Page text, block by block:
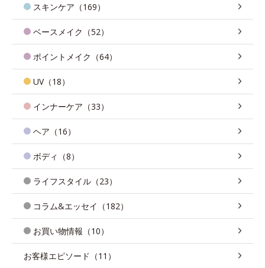
スキンケア（169）
ベースメイク（52）
ポイントメイク（64）
UV（18）
インナーケア（33）
ヘア（16）
ボディ（8）
ライフスタイル（23）
コラム&エッセイ（182）
お買い物情報（10）
お客様エピソード（11）